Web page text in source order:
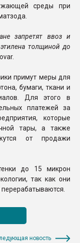
среды при
запретят ввоз и
толщиной до
примут меры для
бумаги, ткани и
Для этого в
платежей за
которые
тары, а также
от продажи
до 15 микрон
так как они
новость